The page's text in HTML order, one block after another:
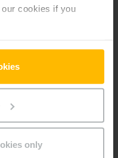
cookies if you
only
mm
kg
h